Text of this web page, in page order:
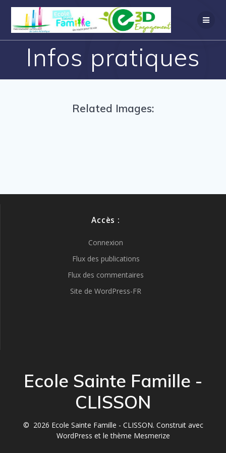
Infos pratiques
Related Images:
Accès :
Connexion
Flux des publications
Flux des commentaires
Site de WordPress-FR
Ecole Sainte Famille -
CLISSON
© 2026 Ecole Sainte Famille - CLISSON. Construit avec
WordPress et lethème Mesmerize